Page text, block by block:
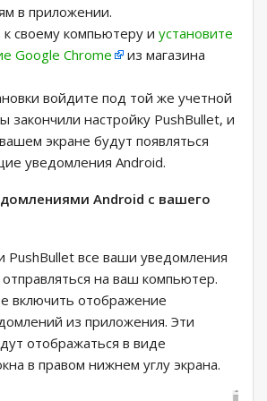
в приложении.
своему компьютеру и установите
Google Chrome
из магазина
войдите под той же учетной
закончили настройку PushBullet, и
экране будут появляться
уведомления Android.
Android с вашего
PushBullet все ваши уведомления
на ваш компьютер.
включить отображение
из приложения. Эти
отображаться в виде
в правом нижнем углу экрана.